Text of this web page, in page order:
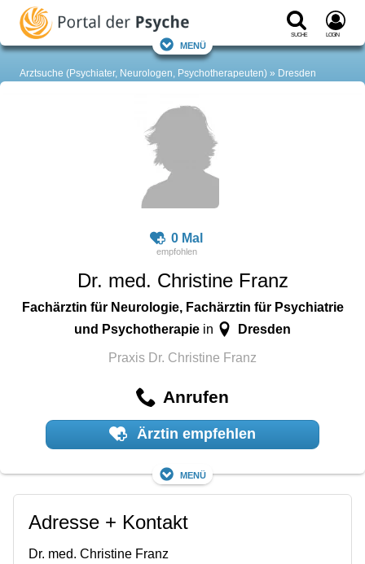
Suche Login
Menü
Arztsuche (Psychiater, Neurologen, Psychotherapeuten) Dresden
0 Mal
Dr. med. Christine Franz
Fachärztin für Neurologie, Fachärztin für Psychiatrie
und Psychotherapie in Dresden
Praxis Dr. Christine Franz
Anrufen
Ärztin empfehlen
Menü
Adresse + Kontakt
Dr. med. Christine Franz